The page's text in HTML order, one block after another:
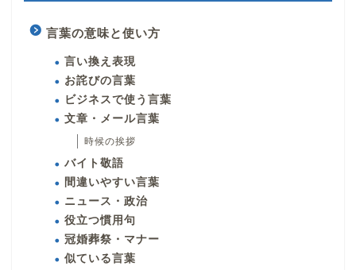
言葉の意味と使い方
言い換え表現
お詫びの言葉
ビジネスで使う言葉
文章・メール言葉
時候の挨拶
バイト敬語
間違いやすい言葉
ニュース・政治
役立つ慣用句
冠婚葬祭・マナー
似ている言葉